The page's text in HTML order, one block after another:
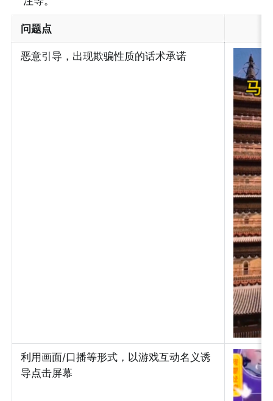
问题点
恶意引导，出现欺骗性质的话术承诺
利用画面/口播等形式，以游戏互动名义诱
导点击屏幕